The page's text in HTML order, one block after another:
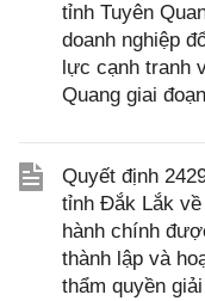
tỉnh Tuyên
doanh nghiệp
lực cạnh tranh
Quang giai
Quyết định
tỉnh Đắk Lắk
hành chính
thành lập và
thẩm quyền